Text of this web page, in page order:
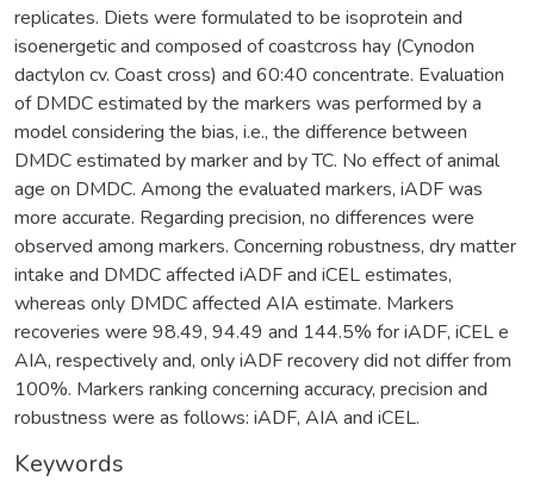
replicates. Diets were formulated to be isoprotein and
isoenergetic and composed of coastcross hay (Cynodon
dactylon cv. Coast cross) and 60:40 concentrate. Evaluation
of DMDC estimated by the markers was performed by a
model considering the bias, i.e., the difference between
DMDC estimated by marker and by TC. No effect of animal
age on DMDC. Among the evaluated markers, iADF was
more accurate. Regarding precision, no differences were
observed among markers. Concerning robustness, dry matter
intake and DMDC affected iADF and iCEL estimates,
whereas only DMDC affected AIA estimate. Markers
recoveries were 98.49, 94.49 and 144.5% for iADF, iCEL e
AIA, respectively and, only iADF recovery did not differ from
100%. Markers ranking concerning accuracy, precision and
robustness were as follows: iADF, AIA and iCEL.
Keywords